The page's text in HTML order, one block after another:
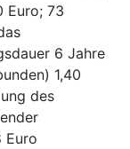
Euro; 73
6 Jahre
1,40
des
Euro